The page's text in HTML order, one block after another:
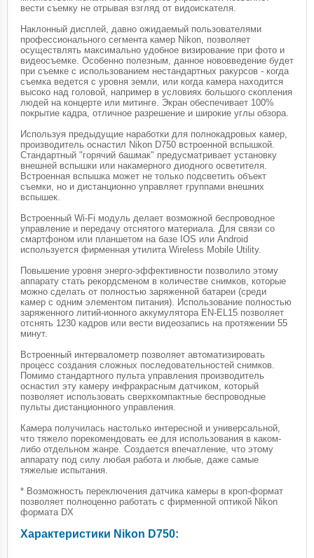
вести съемку не отрывая взгляд от видоискателя.
Наклонный дисплей, давно ожидаемый пользователями
профессионального сегмента камер Nikon, позволяет
осуществлять максимально удобное визирование при фото и
видеосъемке. Особенно полезным, данное нововведение будет
при съемке с использованием нестандартных ракурсов - когда
съемка ведется с уровня земли, или когда камера находится
высоко над головой, например в условиях большого скопления
людей на концерте или митинге. Экран обеспечивает 100%
покрытие кадра, отличное разрешение и широкие углы обзора.
Используя предыдущие наработки для полнокадровых камер,
производитель оснастил Nikon D750 встроенной вспышкой.
Стандартный "горячий башмак" предусматривает установку
внешней вспышки или накамерного диодного осветителя.
Встроенная вспышка может не только подсветить объект
съемки, но и дистанционно управляет группами внешних
вспышек.
Встроенный Wi-Fi модуль делает возможной беспроводное
управление и передачу отснятого материала. Для связи со
смартфоном или планшетом на базе IOS или Android
используется фирменная утилита Wireless Mobile Utility.
Повышение уровня энерго-эффективности позволило этому
аппарату стать рекордсменом в количестве снимков, которые
можно сделать от полностью заряженной батареи (среди
камер с одним элементом питания). Использование полностью
заряженного литий-ионного аккумулятора EN-EL15 позволяет
отснять 1230 кадров или вести видеозапись на протяжении 55
минут.
Встроенный интервалометр позволяет автоматизировать
процесс создания сложных последовательностей снимков.
Помимо стандартного пульта управления производитель
оснастил эту камеру инфракрасным датчиком, который
позволяет использовать сверхкомпактные беспроводные
пульты дистанционного управления.
Камера получилась настолько интересной и универсальной,
что тяжело порекомендовать ее для использования в каком-
либо отдельном жанре. Создается впечатление, что этому
аппарату под силу любая работа и любые, даже самые
тяжелые испытания.
* Возможность переключения датчика камеры в кроп-формат
позволяет полноценно работать с фирменной оптикой Nikon
формата DX
Характеристики Nikon D750: